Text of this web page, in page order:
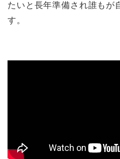
たいと長年準備され誰もが
す。